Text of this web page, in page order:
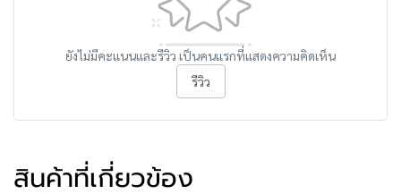
ยังไม่มีคะแนนและรีวิว เป็นคนแรกที่แสดงความคิดเห็น
รีวิว
สินค้าที่เกี่ยวข้อง